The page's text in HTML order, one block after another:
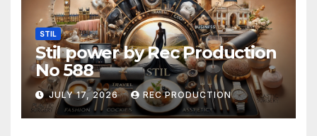
STIL
Stil power by Rec Production
No 588
JULY 17, 2026 REC PRODUCTION